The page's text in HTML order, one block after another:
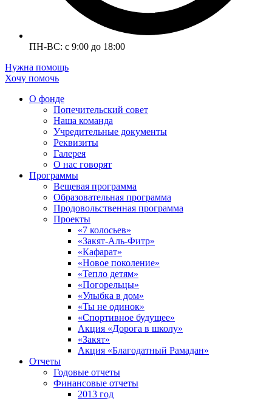
ПН-ВС: с 9:00 до 18:00
Нужна помощь
Хочу помочь
О фонде
Попечительский совет
Наша команда
Учредительные документы
Реквизиты
Галерея
О нас говорят
Программы
Вещевая программа
Образовательная программа
Продовольственная программа
Проекты
«7 колосьев»
«Закят-Аль-Фитр»
«Кафарат»
«Новое поколение»
«Тепло детям»
«Погорельцы»
«Улыбка в дом»
«Ты не одинок»
«Спортивное будущее»
Акция «Дорога в школу»
«Закят»
Акция «Благодатный Рамадан»
Отчеты
Годовые отчеты
Финансовые отчеты
2013 год